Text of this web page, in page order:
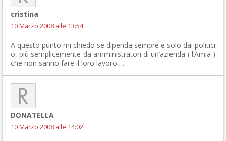
cristina
10 Marzo 2008 alle 13:54
A questo punto mi chiedo se dipenda sempre e solo dai politici
o, più semplicemente da amministratori di un’azienda ( l’Amia )
che non sanno fare il loro lavoro….
DONATELLA
10 Marzo 2008 alle 14:02